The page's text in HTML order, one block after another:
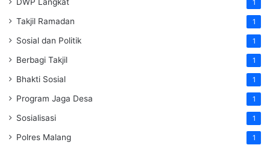
1
Takjil Ramadan 1
Sosial dan Politik 1
Berbagi Takjil 1
Bhakti Sosial 1
Program Jaga Desa 1
Sosialisasi 1
Polres Malang 1